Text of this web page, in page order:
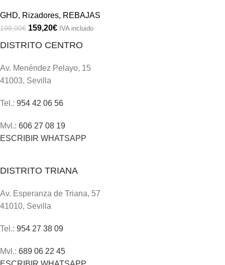
GHD, Rizadores, REBAJAS
199,00€ 159,20€ IVA incluido
DISTRITO CENTRO
Av. Menéndez Pelayo, 15
41003, Sevilla
Tel.: 954 42 06 56
Mvl.: 606 27 08 19
ESCRIBIR WHATSAPP
DISTRITO TRIANA
Av. Esperanza de Triana, 57
41010, Sevilla
Tel.: 954 27 38 09
Mvl.: 689 06 22 45